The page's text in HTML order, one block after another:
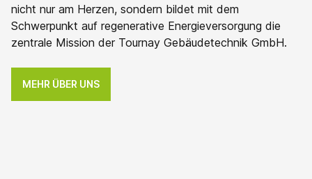
nicht nur am Herzen, sondern bildet mit dem
Schwerpunkt auf regenerative Energieversorgung die
zentrale Mission der Tournay Gebäudetechnik GmbH.
MEHR ÜBER UNS